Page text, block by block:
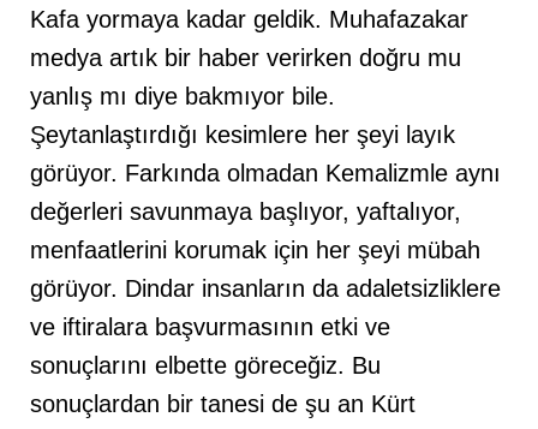
Kafa yormaya kadar geldik. Muhafazakar
medya artık bir haber verirken doğru mu
yanlış mı diye bakmıyor bile.
Şeytanlaştırdığı kesimlere her şeyi layık
görüyor. Farkında olmadan Kemalizmle aynı
değerleri savunmaya başlıyor, yaftalıyor,
menfaatlerini korumak için her şeyi mübah
görüyor. Dindar insanların da adaletsizliklere
ve iftiralara başvurmasının etki ve
sonuçlarını elbette göreceğiz. Bu
sonuçlardan bir tanesi de şu an Kürt